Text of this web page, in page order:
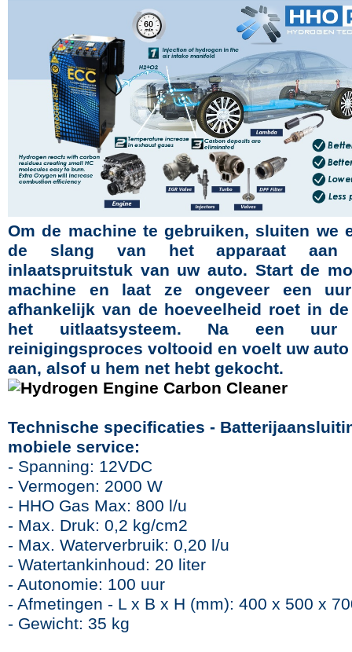
Om de machine te gebruiken, sluiten we
de slang van het apparaat
inlaatspruitstuk van uw auto. Start de
machine en laat ze ongeveer een
afhankelijk van de hoeveelheid roet in
het uitlaatsysteem. Na een
reinigingsproces voltooid en voelt uw
aan, alsof u hem net hebt gekocht.
Technische specificaties -
mobiele service:
- Spanning: 12VDC
- Vermogen: 2000 W
- HHO Gas Max: 800 l/u
- Max. Druk: 0,2 kg/cm2
- Max. Waterverbruik: 0,20 l/u
- Watertankinhoud: 20 liter
- Autonomie: 100 uur
- Afmetingen - L x B x H (mm): 400 x 500 x
- Gewicht: 35 kg